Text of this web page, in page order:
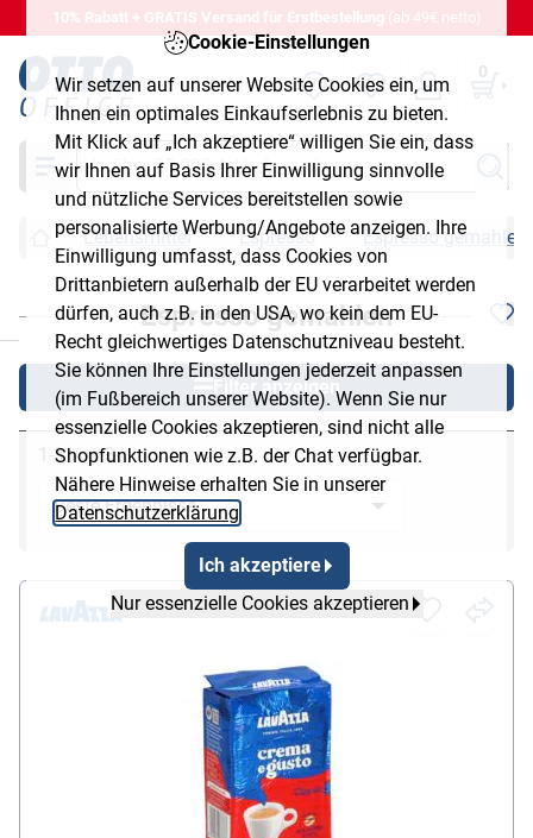
Cookie-Einstellungen
Wir setzen auf unserer Website Cookies ein, um
Ihnen ein optimales Einkaufserlebnis zu bieten.
Mit Klick auf „Ich akzeptiere“ willigen Sie ein, dass
wir Ihnen auf Basis Ihrer Einwilligung sinnvolle
und nützliche Services bereitstellen sowie
personalisierte Werbung/Angebote anzeigen. Ihre
Einwilligung umfasst, dass Cookies von
Drittanbietern außerhalb der EU verarbeitet werden
dürfen, auch z.B. in den USA, wo kein dem EU-
Recht gleichwertiges Datenschutzniveau besteht.
Sie können Ihre Einstellungen jederzeit anpassen
(im Fußbereich unserer Website). Wenn Sie nur
essenzielle Cookies akzeptieren, sind nicht alle
Shopfunktionen wie z.B. der Chat verfügbar.
Nähere Hinweise erhalten Sie in unserer
Datenschutzerklärung
Ich akzeptiere
Nur essenzielle Cookies akzeptieren
10% Rabatt + GRATIS Versand für Erstbestellung (ab 49€ netto)
0
Suche
Lebensmittel Espresso Espresso gemahlen
Espresso gemahlen
Filter anzeigen
1-3 von 3